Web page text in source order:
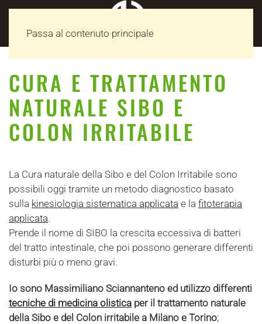
Passa al contenuto principale
CURA E TRATTAMENTO
NATURALE SIBO E
COLON IRRITABILE
La Cura naturale della Sibo e del Colon Irritabile sono
possibili oggi tramite un metodo diagnostico basato
sulla kinesiologia sistematica applicata e la fitoterapia
applicata.
Prende il nome di SIBO la crescita eccessiva di batteri
del tratto intestinale, che poi possono generare differenti
disturbi più o meno gravi.
Io sono Massimiliano Sciannanteno ed utilizzo differenti
tecniche di medicina olistica per il trattamento naturale
della Sibo e del Colon irritabile a Milano e Torino;